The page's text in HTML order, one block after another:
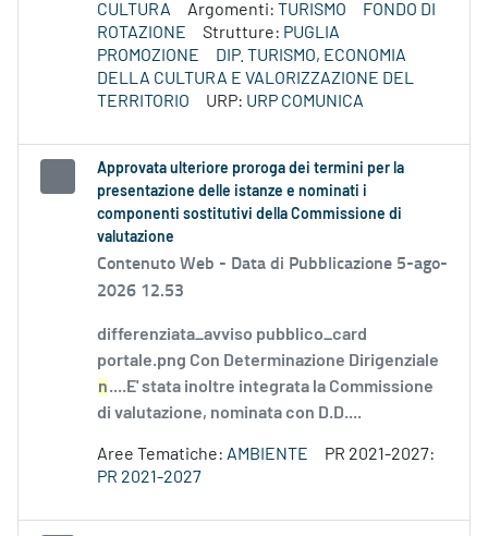
CULTURA
Argomenti: TURISMO
FONDO DI
ROTAZIONE
Strutture: PUGLIA
PROMOZIONE
DIP. TURISMO, ECONOMIA
DELLA CULTURA E VALORIZZAZIONE DEL
TERRITORIO
URP: URP COMUNICA
Approvata ulteriore proroga dei termini per la
presentazione delle istanze e nominati i
componenti sostitutivi della Commissione di
valutazione
Contenuto Web - Data di Pubblicazione 5-ago-
2026 12.53
differenziata_avviso pubblico_card
portale.png Con Determinazione Dirigenziale
n....E' stata inoltre integrata la Commissione
di valutazione, nominata con D.D....
Aree Tematiche: AMBIENTE
PR 2021-2027:
PR 2021-2027